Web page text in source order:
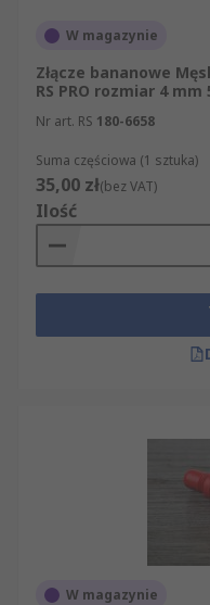
oferowane
niezawodność w
W magazynie
Złącze bananowe
RS PRO rozmiar 4 mm
Nr art. RS 180-6658
Suma częściowa (1 sztuka)
35,00 zł(bez VAT)
Ilość
W magazynie